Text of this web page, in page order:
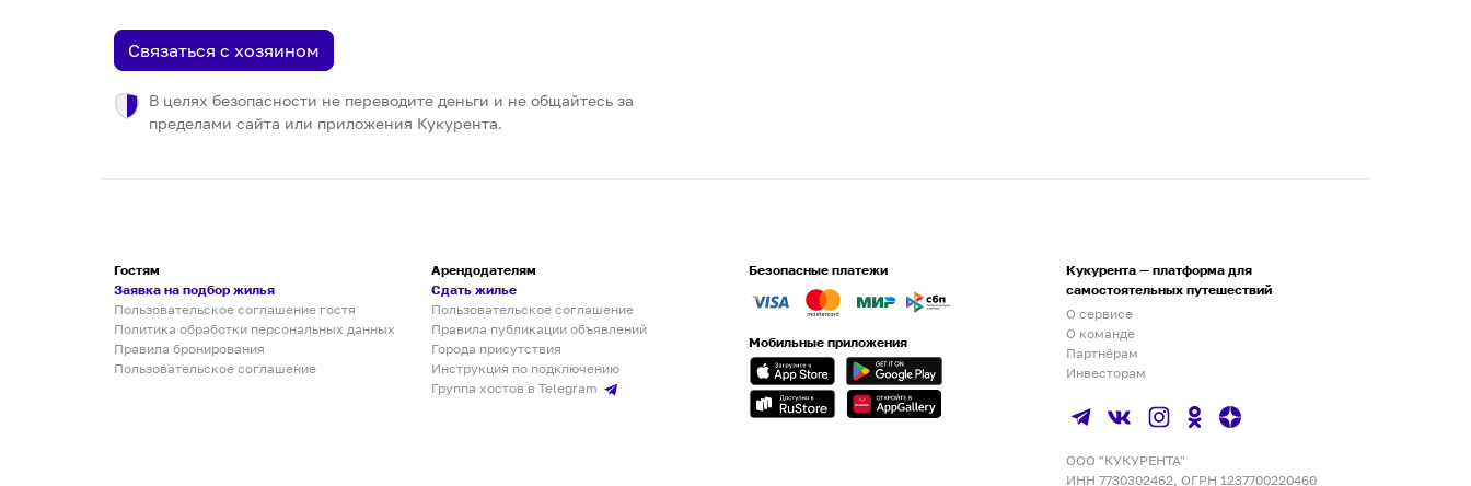
Связаться с хозяином
В целях безопасности не переводите деньги и не общайтесь за
пределами сайта или приложения Кукурента.
Гостям
Заявка на подбор жилья
Пользовательское соглашение гостя
Политика обработки персональных данных
Правила бронирования
Пользовательское соглашение
Арендодателям
Сдать жилье
Пользовательское соглашение
Правила публикации объявлений
Города присутствия
Инструкция по подключению
Группа хостов в Telegram
Безопасные платежи
Мобильные приложения
Кукурента — платформа для
самостоятельных путешествий
О сервисе
О команде
Партнёрам
Инвесторам
ООО "КУКУРЕНТА"
ИНН 7730302462, ОГРН 1237700220460